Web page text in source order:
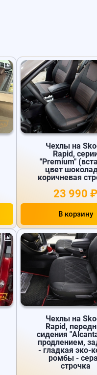
Чехлы на
Rapid,
"Premium"
цвет
коричневая
23 990 ₽
В корзину
Чехлы на
Rapid,
сидения
продлением,
- гладкая эко-
ромбы -
строчка